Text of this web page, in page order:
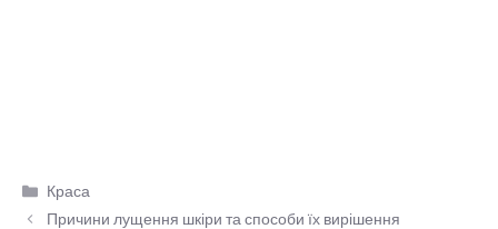
Категорії
Краса
Причини лущення шкіри та способи їх вирішення